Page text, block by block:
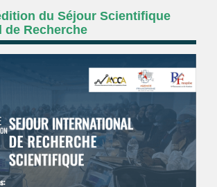
du Séjour Scientifique
de Recherche